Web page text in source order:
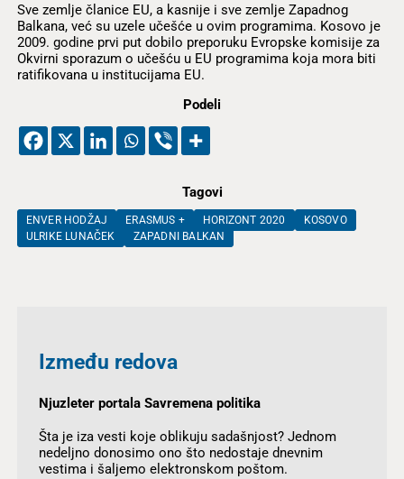
Sve zemlje članice EU, a kasnije i sve zemlje Zapadnog
Balkana, već su uzele učešće u ovim programima. Kosovo je
2009. godine prvi put dobilo preporuku Evropske komisije za
Okvirni sporazum o učešću u EU programima koja mora biti
ratifikovana u institucijama EU.
Podeli
Tagovi
ENVER HODŽAJ ERASMUS + HORIZONT 2020
KOSOVO
ULRIKE LUNAČEK
ZAPADNI BALKAN
Između redova
Njuzleter portala Savremena politika
Šta je iza vesti koje oblikuju sadašnjost? Jednom
nedeljno donosimo ono što nedostaje dnevnim
vestima i šaljemo elektronskom poštom.